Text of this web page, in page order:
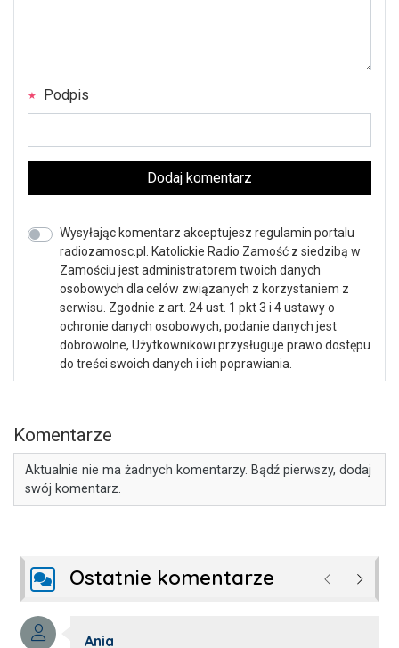
Podpis
Dodaj komentarz
Wysyłając komentarz akceptujesz regulamin portalu
radiozamosc.pl. Katolickie Radio Zamość z siedzibą w
Zamościu jest administratorem twoich danych
osobowych dla celów związanych z korzystaniem z
serwisu. Zgodnie z art. 24 ust. 1 pkt 3 i 4 ustawy o
ochronie danych osobowych, podanie danych jest
dobrowolne, Użytkownikowi przysługuje prawo dostępu
do treści swoich danych i ich poprawiania.
Komentarze
Aktualnie nie ma żadnych komentarzy. Bądź pierwszy, dodaj
swój komentarz.
Ostatnie komentarze Poprzednie
Autor komentarza:
Ania